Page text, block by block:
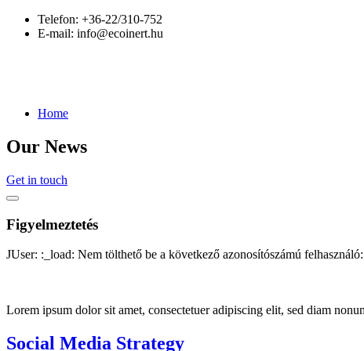
Telefon: +36-22/310-752
E-mail: info@ecoinert.hu
Home
Our News
Get in touch
Figyelmeztetés
JUser: :_load: Nem tölthető be a következő azonosítószámú
Lorem ipsum dolor sit amet, consectetuer adipiscing elit, sed diam
Social Media Strategy